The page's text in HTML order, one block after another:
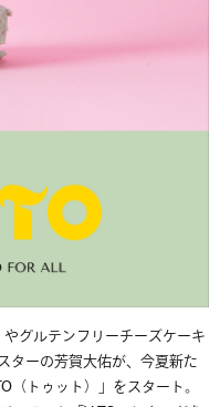
グルテンフリーチーズケーキ
ターの芳賀大佑が、今夏新た
トゥット）」をスタート。